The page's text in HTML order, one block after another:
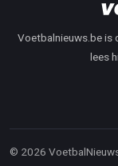
Voetbalnieuws.be is
lees
© 2026